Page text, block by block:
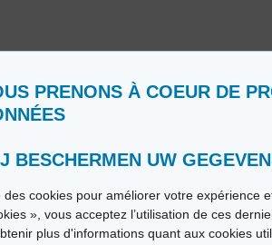
PRENONS À COEUR DE
BESCHERMEN UW
des cookies pour améliorer votre expérience
», vous acceptez l’utilisation de ces
plus d'informations quant aux cookies
nous ?
©